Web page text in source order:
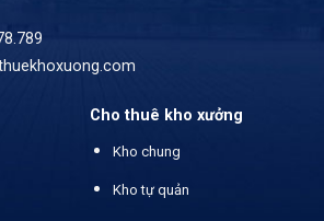
Cho thuê kho xưởng
Kho chung
Kho tự quản